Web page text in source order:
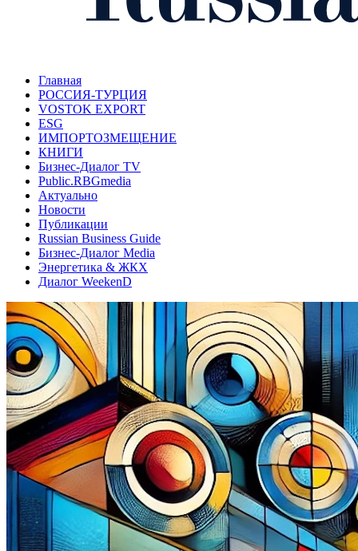
Главная
РОССИЯ-ТУРЦИЯ
VOSTOK EXPORT
ESG
ИМПОРТОЗМЕЩЕНИЕ
КНИГИ
Бизнес-Диалог TV
Public.RBGmedia
Актуально
Новости
Публикации
Russian Business Guide
Бизнес-Диалог Media
Энергетика & ЖКХ
Диалог WeekenD